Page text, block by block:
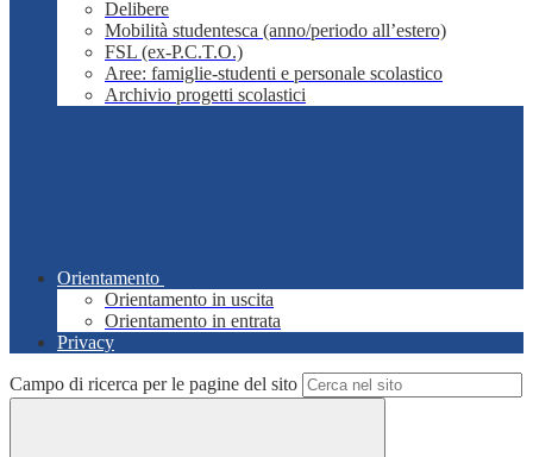
Delibere
Mobilità studentesca (anno/periodo all’estero)
FSL (ex-P.C.T.O.)
Aree: famiglie-studenti e personale scolastico
Archivio progetti scolastici
Orientamento
Orientamento in uscita
Orientamento in entrata
Privacy
Campo di ricerca per le pagine del sito